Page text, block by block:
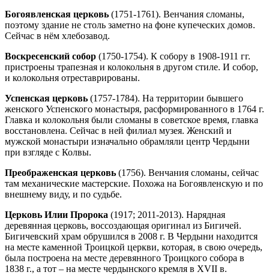
Богоявленская церковь (1751-1761). Венчания сломаны,
поэтому здание не столь заметно на фоне купеческих домов.
Сейчас в нём хлебозавод.
Воскресенский собор (1750-1754). К собору в 1908-1911 гг.
пристроены трапезная и колокольня в другом стиле. И собор,
и колокольня отреставрированы.
Успенская церковь (1757-1784). На территории бывшего
женского Успенского монастыря, расформированного в 1764 г.
Главка и колокольня были сломаны в советское время, главка
восстановлена. Сейчас в ней филиал музея. Женский и
мужской монастыри изначально обрамляли центр Чердыни
при взгляде с Колвы.
Преображенская церковь (1756). Венчания сломаны, сейчас
там механические мастерские. Похожа на Богоявленскую и по
внешнему виду, и по судьбе.
Церковь Илии Пророка (1917; 2011-2013). Нарядная
деревянная церковь, воссоздающая оригинал из Бигичей.
Бигичевский храм обрушился в 2008 г. В Чердыни находится
на месте каменной Троицкой церкви, которая, в свою очередь,
была построена на месте деревянного Троицкого собора в
1838 г., а тот – на месте чердынского кремля в XVII в.